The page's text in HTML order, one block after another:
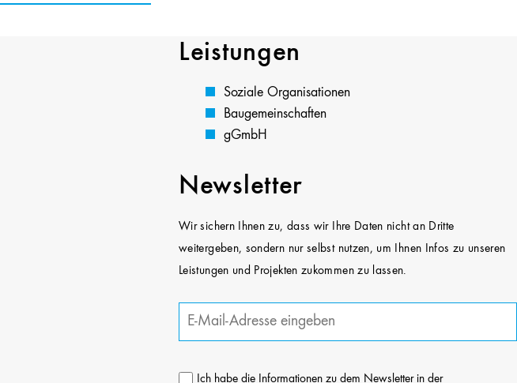
Leistungen
Soziale Organisationen
Baugemeinschaften
gGmbH
Newsletter
Wir sichern Ihnen zu, dass wir Ihre Daten nicht an Dritte
weitergeben, sondern nur selbst nutzen, um Ihnen Infos zu unseren
Leistungen und Projekten zukommen zu lassen.
Ich habe die Informationen zu dem Newsletter in der